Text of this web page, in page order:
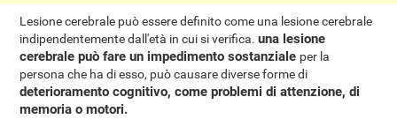
Lesione cerebrale può essere definito come una lesione cerebrale
indipendentemente dall'età in cui si verifica.una lesione
cerebrale può fare un impedimento sostanziale per la
persona che ha di esso, può causare diverse forme di
deterioramento cognitivo, come problemi di attenzione, di
memoria o motori.